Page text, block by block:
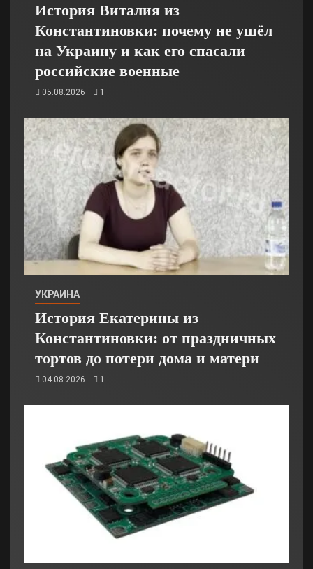
История Виталия из
Константиновки: почему не ушёл
на Украину и как его спасали
российские военные
05.08.2026 1
УКРАИНА
История Екатерины из
Константиновки: от праздничных
тортов до потери дома и матери
04.08.2026 1